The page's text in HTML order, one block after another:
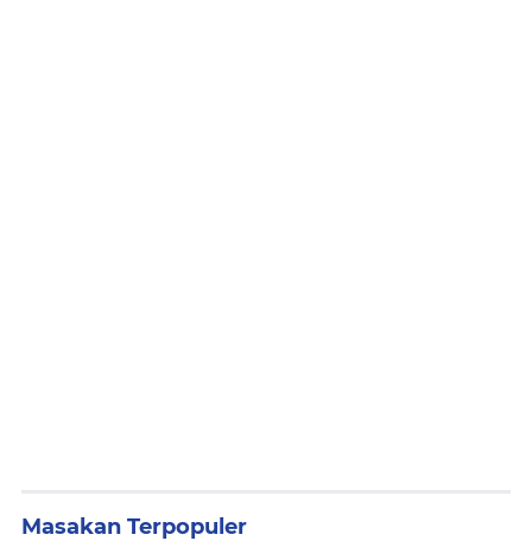
Masakan Terpopuler